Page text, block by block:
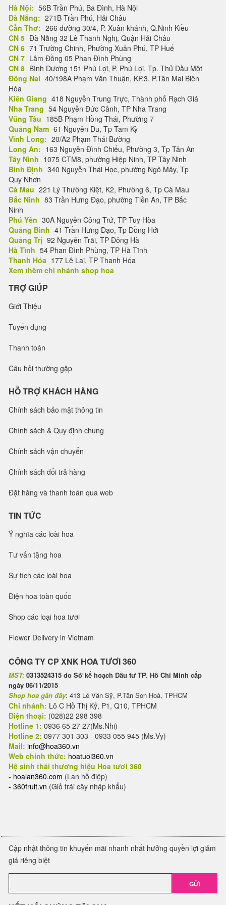
Hà Nội: 56B Trần Phú, Ba Đình, Hà Nội
Đà Nẵng: 271B Trần Phú, Hải Châu
Cần Thơ: 266 đường 30/4, P. Xuân khánh, Q.Ninh Kiều
CN 5 Đà Nẵng 32 Lê Thanh Nghị, Quận Hải Châu
CN 6 71 Trường Chinh, Phường Xuân Phú, TP Huế
CN 7 Lâm Đồng 05 Phan Đình Phùng
CN 8 Bình Dương 151 Phú Lợi, P. Phú Lợi, Tp. Thủ Dầu Một
Đồng Nai 40/198A Phạm Văn Thuận, KP.3, P.Tân Mai Biên
Hòa
Kiên Giang 418 Nguyễn Trung Trực, Thành phố Rạch Giá
Nha Trang 54 Nguyễn Đức Cảnh, TP Nha Trang
Vũng Tàu 185B Phạm Hồng Thái, Phường 7
Quảng Nam 61 Nguyễn Du, Tp Tam Kỳ
Vĩnh Long: 20/A2 Phạm Thái Bường
Long An: 163 Nguyễn Đình Chiểu, Phường 3, Tp Tân An
Tây Ninh 1075 CTM8, phường Hiệp Ninh, TP Tây Ninh
Bình Định 340 Nguyễn Thái Học, phường Ngô Mây, Tp
Quy Nhơn
Cà Mau 221 Lý Thường Kiệt, K2, Phường 6, Tp Cà Mau
Bắc Ninh 83 Trần Hưng Đạo, phường Tiền An, TP Bắc
Ninh
Phú Yên 30A Nguyễn Công Trứ, TP Tuy Hòa
Quảng Bình 41 Trần Hưng Đạo, Tp Đồng Hới
Quảng Trị 92 Nguyễn Trãi, TP Đông Hà
Hà Tĩnh 54 Phan Đình Phùng, TP Hà Tĩnh
Thanh Hóa 177 Lê Lai, TP Thanh Hóa
Xem thêm chi nhánh shop hoa
TRỢ GIÚP
Giới Thiệu
Tuyển dụng
Thanh toán
Câu hỏi thường gặp
HỖ TRỢ KHÁCH HÀNG
Chính sách bảo mật thông tin
Chính sách & Quy định chung
Chính sách vận chuyển
Chính sách đổi trả hàng
Đặt hàng và thanh toán qua web
TIN TỨC
Ý nghĩa các loài hoa
Tư vấn tặng hoa
Sự tích các loài hoa
Điện hoa toàn quốc
Shop các loại hoa tươi
Flower Delivery in Vietnam
CÔNG TY CP XNK HOA TƯƠI 360
MST: 0313524315 do Sở kế hoạch Đầu tư TP. Hồ Chí Minh cấp
ngày 06/11/2015
Shop hoa gần đây: 413 Lê Văn Sỹ, P.Tân Sơn Hoà, TPHCM
Chi nhánh: Lô C Hồ Thị Kỷ, P1, Q10, TPHCM
Điện thoại: (028)22 298 398
Hotline 1: 0936 65 27 27(Ms.Nhi)
Hotline 2: 0977 301 303 - 0933 055 945 (Ms.Vy)
Mail: info@hoa360.vn
Web chính thức: hoatuoi360.vn
Hệ sinh thái thương hiệu Hoa tươi 360
- hoalan360.com (Lan hồ điệp)
- 360fruit.vn (Giỏ trái cây nhập khẩu)
Cập nhật thông tin khuyến mãi nhanh nhất hưởng quyền lợi giảm
giá riêng biệt
GỬI